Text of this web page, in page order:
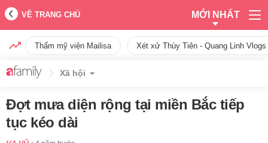
VỀ TRANG CHỦ MỚI NHẤT
Thẩm mỹ viện Mailisa Xét xử Thùy Tiên - Quang Linh
Xã hội
Đợt mưa diện rộng tại miền Bắc tiếp
tục kéo dài